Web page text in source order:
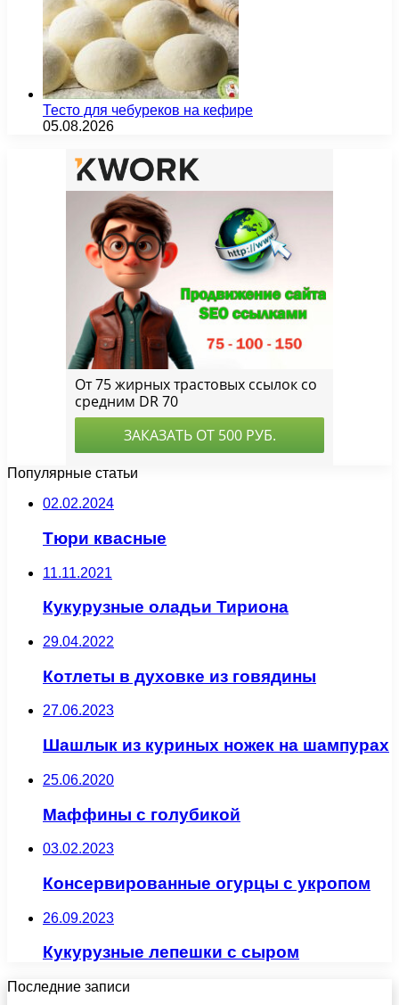
Тесто для чебуреков на кефире
05.08.2026
Популярные статьи
02.02.2024
Тюри квасные
11.11.2021
Кукурузные оладьи Тириона
29.04.2022
Котлеты в духовке из говядины
27.06.2023
Шашлык из куриных ножек на шампурах
25.06.2020
Маффины с голубикой
03.02.2023
Консервированные огурцы с укропом
26.09.2023
Кукурузные лепешки с сыром
Последние записи